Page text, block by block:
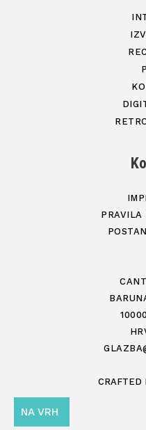
PRAVILA
CRAFTED
NA VRH